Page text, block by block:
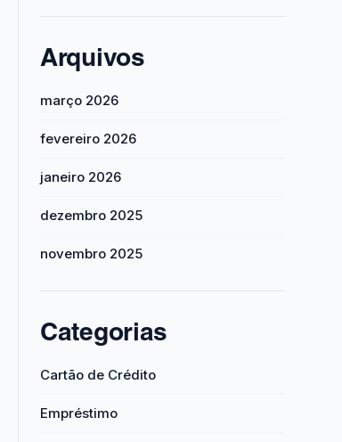
Arquivos
março 2026
fevereiro 2026
janeiro 2026
dezembro 2025
novembro 2025
Categorias
Cartão de Crédito
Empréstimo